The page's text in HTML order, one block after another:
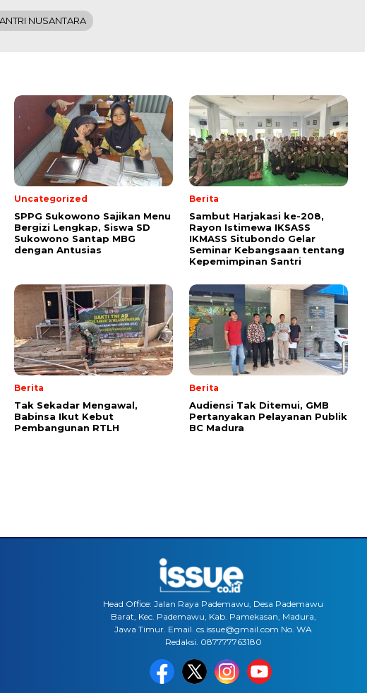
NUSANTARA
Uncategorized
SPPG Sukowono Sajikan Menu
Bergizi Lengkap, Siswa SD
Sukowono Santap MBG
dengan Antusias
Berita
Sambut Harjakasi ke-208,
Rayon Istimewa IKSASS
IKMASS Situbondo Gelar
Seminar Kebangsaan tentang
Kepemimpinan Santri
Berita
Tak Sekadar Mengawal,
Babinsa Ikut Kebut
Pembangunan RTLH
Berita
Audiensi Tak Ditemui, GMB
Pertanyakan Pelayanan Publik
BC Madura
Head Office: Jalan Raya Pademawu, Desa Pademawu
Barat, Kec. Pademawu, Kab. Pamekasan, Madura,
Jawa Timur. Email. cs.issue@gmail.com No. WA
Redaksi. 087777763180